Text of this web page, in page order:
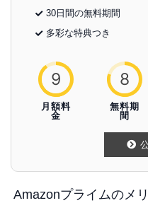
30日間の無料期間
多彩な特典つき
9
月額料
金
8
無料期
間
Amazonプライムのメ